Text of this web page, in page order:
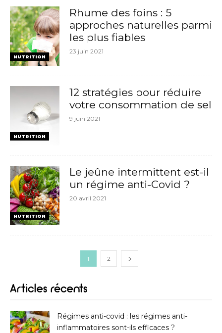
NUTRITION
Rhume des foins : 5
approches naturelles parmi
les plus fiables
23 juin 2021
NUTRITION
12 stratégies pour réduire
votre consommation de sel
9 juin 2021
NUTRITION
Le jeûne intermittent est-il
un régime anti-Covid ?
20 avril 2021
1 2
Articles récents
Régimes anti-covid : les régimes anti-
inflammatoires sont-ils efficaces ?